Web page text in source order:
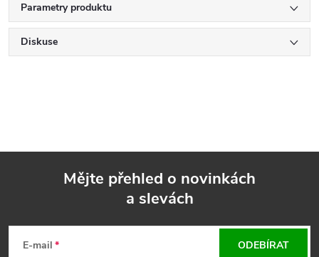
Parametry produktu
Diskuse
Mějte přehled o novinkách
a slevách
E-mail ODEBÍRAT